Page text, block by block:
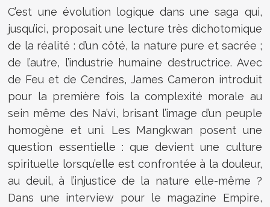
C’est une évolution logique dans une saga qui,
jusqu’ici, proposait une lecture très dichotomique
de la réalité : d’un côté, la nature pure et sacrée ;
de l’autre, l’industrie humaine destructrice. Avec
de Feu et de Cendres, James Cameron introduit
pour la première fois la complexité morale au
sein même des Na’vi, brisant l’image d’un peuple
homogène et uni. Les Mangkwan posent une
question essentielle : que devient une culture
spirituelle lorsqu’elle est confrontée à la douleur,
au deuil, à l’injustice de la nature elle-même ?
Dans une interview pour le magazine Empire,